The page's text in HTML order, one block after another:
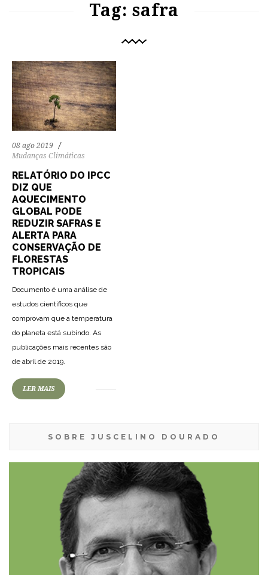
Tag: safra
08 ago 2019
Mudanças Climáticas
RELATÓRIO DO IPCC
DIZ QUE
AQUECIMENTO
GLOBAL PODE
REDUZIR SAFRAS E
ALERTA PARA
CONSERVAÇÃO DE
FLORESTAS
TROPICAIS
Documento é uma análise de
estudos científicos que
comprovam que a temperatura
do planeta está subindo. As
publicações mais recentes são
de abril de 2019.
LER MAIS
SOBRE JUSCELINO DOURADO